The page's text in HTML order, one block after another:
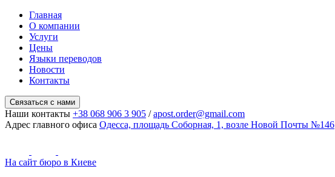
Главная
О компании
Услуги
Цены
Языки переводов
Новости
Контакты
Связаться с нами
Наши контакты +38 068 906 3 905 /apost.order@gmail.com
Адрес главного офиса Одесса, площадь Соборная, 1, возле Новой Почты №146
На сайт бюро в Киеве